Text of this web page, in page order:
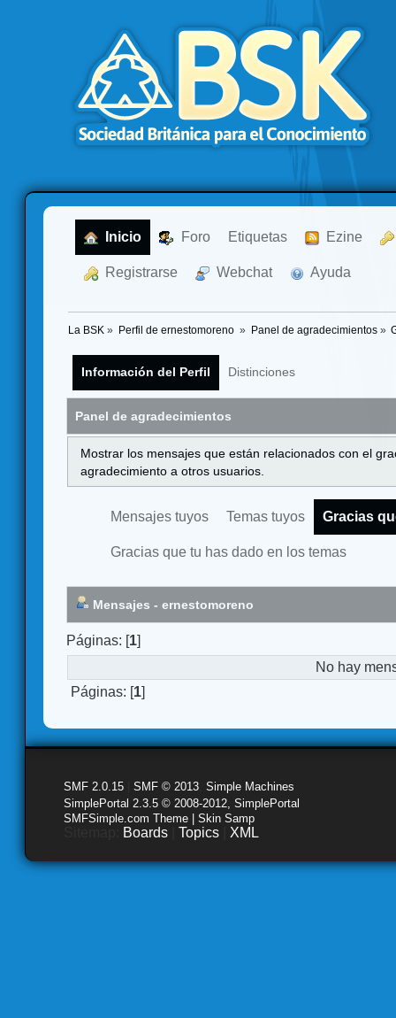
Inicio Foro Etiquetas Ezine
Registrarse Webchat Ayuda
La BSK » Perfil de ernestomoreno » Panel de agradecimientos»
Información del Perfil Distinciones
Panel de agradecimientos
Mostrar los mensajes que están relacionados con el
agradecimiento a otros usuarios.
Mensajes tuyos Temas tuyos Gracias
Gracias que tu has dado en los temas
Mensajes - ernestomoreno
Páginas: [1]
No hay
Páginas: [1]
SMF 2.0.15 SMF © 2013 Simple Machines
SimplePortal 2.3.5 © 2008-2012, SimplePortal
SMFSimple.com Theme | Skin Samp
Boards Topics XML